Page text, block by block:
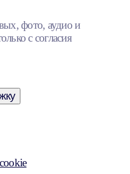
фото, аудио и
с согласия